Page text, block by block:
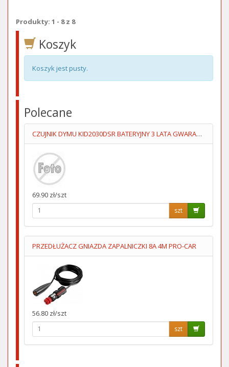
Produkty: 1 - 8 z 8
Koszyk
Koszyk jest pusty.
Polecane
CZUJNIK DYMU KID2030DSR BATERYJNY 3 LATA GWARANCJI KIDDE
69.90 zł/szt
szt
PRZEDŁUŻACZ GNIAZDA ZAPALNICZKI 8A 4M PRO-CAR
56.80 zł/szt
szt